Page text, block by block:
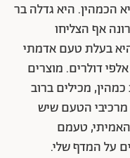
הכמהין. היא גדלה בר
אף הצליחו
היא בעלת טעם אדמתי
דולרים. מוצרים
מכילים ברוב
הטעם שיש
טעמם
על המדף שלי.